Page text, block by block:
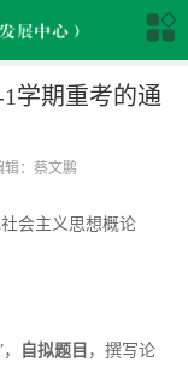
学期重考的通
辑：蔡文鹏
会主义思想概论
自拟题目 ，撰写论